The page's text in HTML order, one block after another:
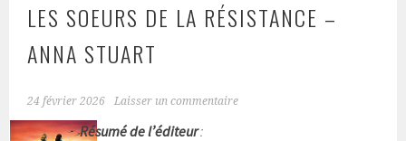
LES SOEURS DE LA RÉSISTANCE –
ANNA STUART
24 février 2026 Laisser un commentaire
Résumé de l’éditeur: